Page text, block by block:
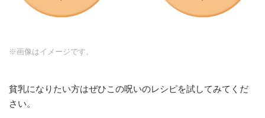
※画像はイメージです。
貧乳になりたい方はぜひこの呪いのレシピを試してみてくだ
さい。